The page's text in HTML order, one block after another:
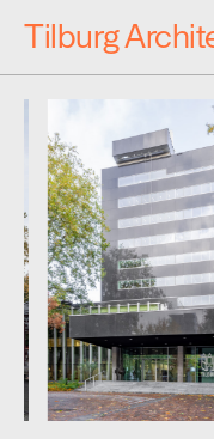
Inzendingen
Archief
Programma
Over de
Tilburg